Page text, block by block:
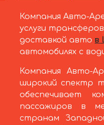
Компания Авто-
услуги
доставкой авто в
автомобилях с
Компания Авто-
широкий спектр
обеспечивает
пассажиров в
странам